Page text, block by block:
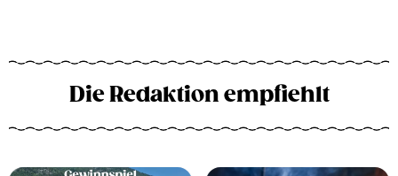
Die Redaktion empfiehlt